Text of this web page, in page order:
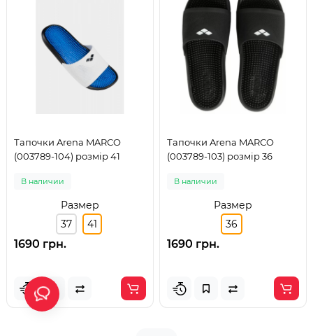
Тапочки Arena MARCO
(003789-104) розмір 41
В наличии
Размер
37
41
1690 грн.
Тапочки Arena MARCO
(003789-103) розмір 36
В наличии
Размер
36
1690 грн.